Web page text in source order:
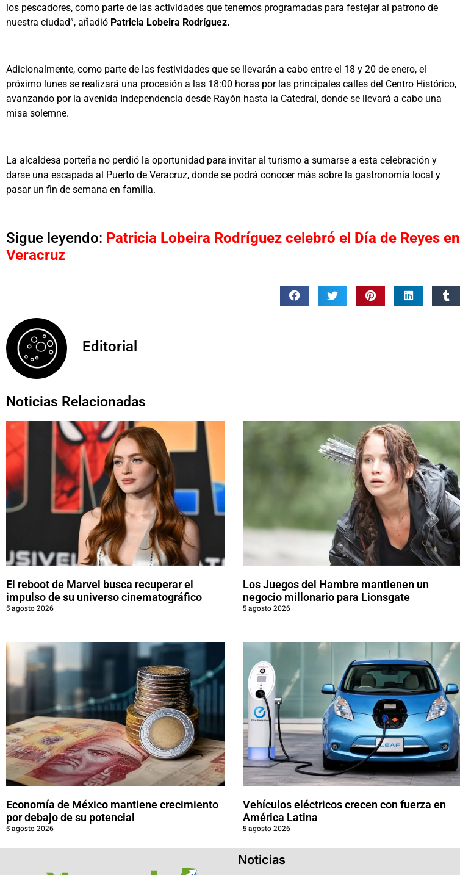
los pescadores, como parte de las actividades que tenemos programadas para festejar al patrono de
nuestra ciudad”, añadió Patricia Lobeira Rodríguez.
Adicionalmente, como parte de las festividades que se llevarán a cabo entre el 18 y 20 de enero, el
próximo lunes se realizará una procesión a las 18:00 horas por las principales calles del Centro Histórico,
avanzando por la avenida Independencia desde Rayón hasta la Catedral, donde se llevará a cabo una
misa solemne.
La alcaldesa porteña no perdió la oportunidad para invitar al turismo a sumarse a esta celebración y
darse una escapada al Puerto de Veracruz, donde se podrá conocer más sobre la gastronomía local y
pasar un fin de semana en familia.
Sigue leyendo: Patricia Lobeira Rodríguez celebró el Día de Reyes en
Veracruz
Editorial
Noticias Relacionadas
El reboot de Marvel busca recuperar el
impulso de su universo cinematográfico
5 agosto 2026
Los Juegos del Hambre mantienen un
negocio millonario para Lionsgate
5 agosto 2026
Economía de México mantiene crecimiento
por debajo de su potencial
5 agosto 2026
Vehículos eléctricos crecen con fuerza en
América Latina
5 agosto 2026
Noticias